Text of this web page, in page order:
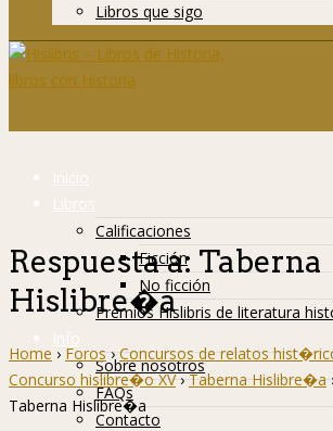
Libros que sigo
Inicio
Libros
Calificaciones
Ficción
No ficción
Premios Hislibris de literatura
Info
Sobre nosotros
FAQs
Contacto
Respuesta a: Taberna
Hislibre�a
Home › Foros › Concursos de relatos
Concurso hislibre�o XV › Taberna Hislibre�a
Taberna Hislibre�a